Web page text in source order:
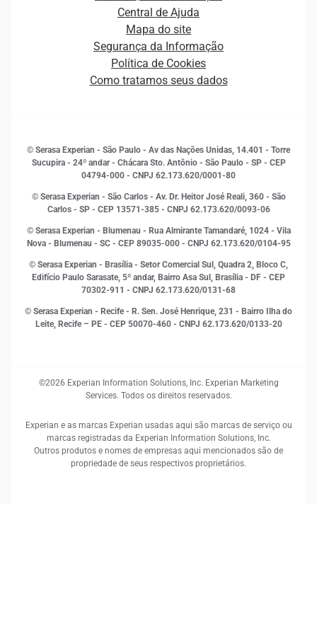
Curso Gratuito de Saúde Financeira
Empreendedorismo
Estudos e Pesquisas
Inovação e Tecnologia
Leis e impostos
Marketing
Open Finance
Proteção de Dados
Sustentabilidade Corporativa
Distribuidores e representantes
Estrutura Organizacional
Sala de Imprensa
Central de Ajuda
Mapa do site
Segurança da Informação
Política de Cookies
Como tratamos seus dados
© Serasa Experian - São Paulo - Av das Nações Unidas, 14.401 - Torre
Sucupira - 24º andar - Chácara Sto. Antônio - São Paulo - SP - CEP
04794-000 - CNPJ 62.173.620/0001-80
© Serasa Experian - São Carlos - Av. Dr. Heitor José Reali, 360 - São
Carlos - SP - CEP 13571-385 - CNPJ 62.173.620/0093-06
© Serasa Experian - Blumenau - Rua Almirante Tamandaré, 1024 - Vila
Nova - Blumenau - SC - CEP 89035-000 - CNPJ 62.173.620/0104-95
© Serasa Experian - Brasília - Setor Comercial Sul, Quadra 2, Bloco C,
Edifício Paulo Sarasate, 5º andar, Bairro Asa Sul, Brasília - DF - CEP
70302-911 - CNPJ 62.173.620/0131-68
© Serasa Experian - Recife - R. Sen. José Henrique, 231 - Bairro Ilha do
Leite, Recife – PE - CEP 50070-460 - CNPJ 62.173.620/0133-20
©2026 Experian Information Solutions, Inc. Experian Marketing
Services. Todos os direitos reservados.
Experian e as marcas Experian usadas aqui são marcas de serviço ou
marcas registradas da Experian Information Solutions, Inc.
Outros produtos e nomes de empresas aqui mencionados são de
propriedade de seus respectivos proprietários.